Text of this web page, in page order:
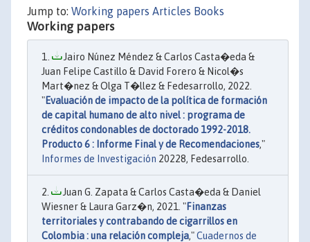
Jump to: Working papers Articles Books
Working papers
Jairo Núnez Méndez & Carlos Casta�eda &
Juan Felipe Castillo & David Forero & Nicol�s
Mart�nez & Olga T�llez & Fedesarrollo, 2022.
"Evaluación de impacto de la política de formación
de capital humano de alto nivel : programa de
créditos condonables de doctorado 1992-2018.
Producto 6 : Informe Final y de Recomendaciones,"
Informes de Investigación 20228, Fedesarrollo.
Juan G. Zapata & Carlos Casta�eda & Daniel
Wiesner & Laura Garz�n, 2021. "Finanzas
territoriales y contrabando de cigarrillos en
Colombia : una relación compleja,"Cuadernos de